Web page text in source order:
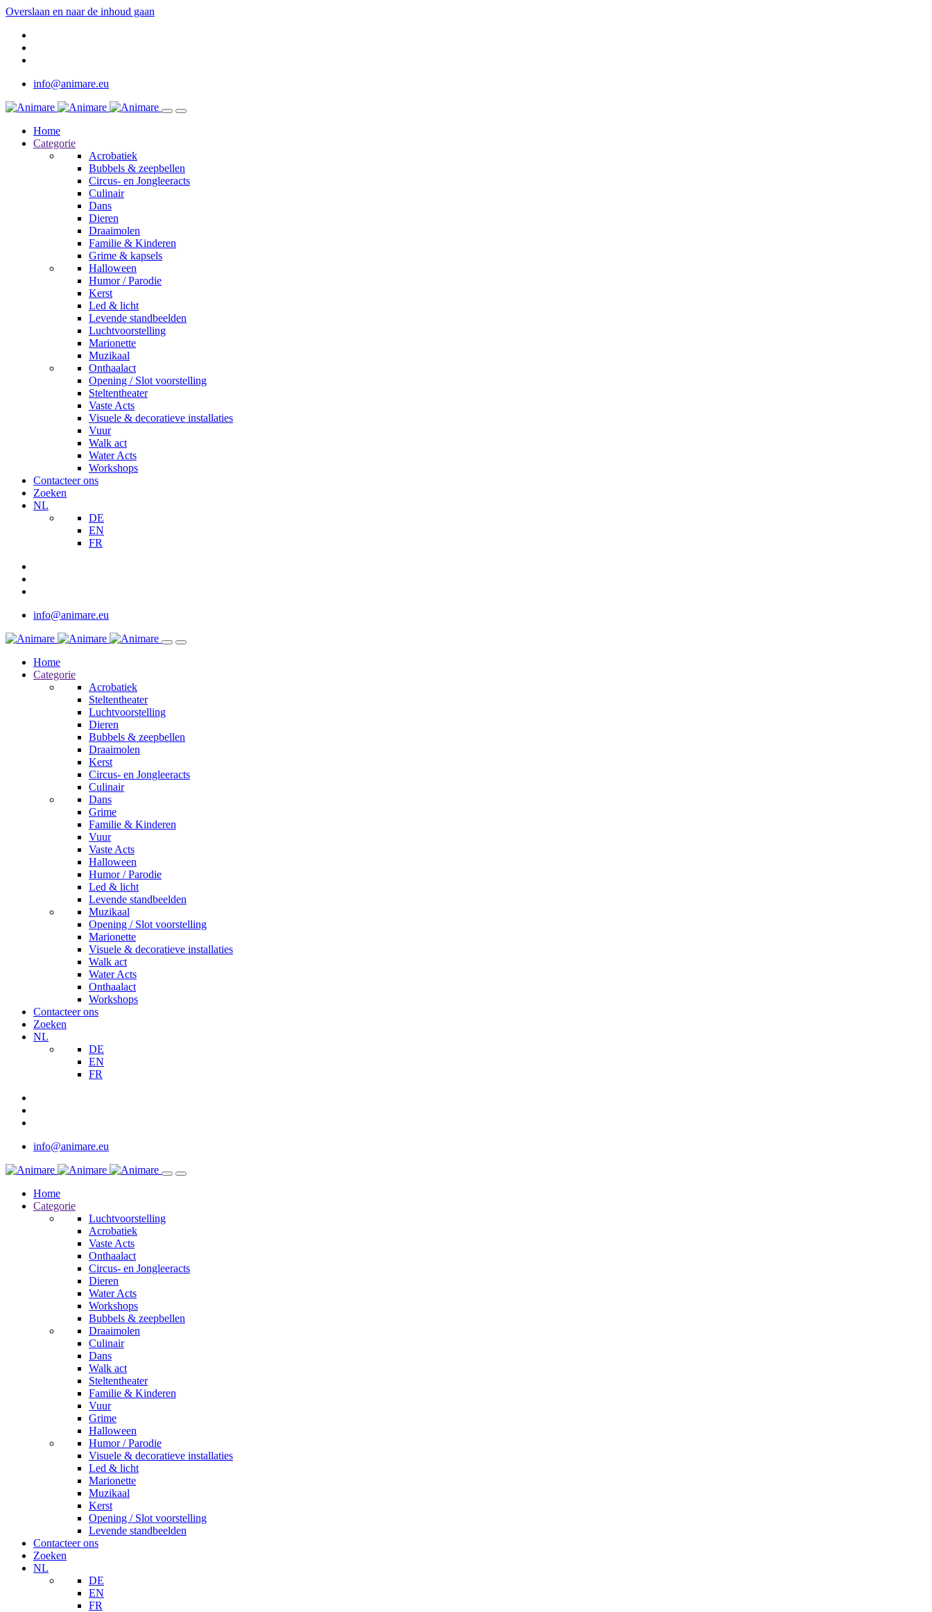
Overslaan en naar de inhoud gaan
info@animare.eu
Home
Categorie
Acrobatiek
Bubbels & zeepbellen
Circus- en Jongleeracts
Culinair
Dans
Dieren
Draaimolen
Familie & Kinderen
Grime & kapsels
Halloween
Humor / Parodie
Kerst
Led & licht
Levende standbeelden
Luchtvoorstelling
Marionette
Muzikaal
Onthaalact
Opening / Slot voorstelling
Steltentheater
Vaste Acts
Visuele & decoratieve installaties
Vuur
Walk act
Water Acts
Workshops
Contacteer ons
Zoeken
NL
DE
EN
FR
info@animare.eu
Home
Categorie
Acrobatiek
Steltentheater
Luchtvoorstelling
Dieren
Bubbels & zeepbellen
Draaimolen
Kerst
Circus- en Jongleeracts
Culinair
Dans
Grime
Familie & Kinderen
Vuur
Vaste Acts
Halloween
Humor / Parodie
Led & licht
Levende standbeelden
Muzikaal
Opening / Slot voorstelling
Marionette
Visuele & decoratieve installaties
Walk act
Water Acts
Onthaalact
Workshops
Contacteer ons
Zoeken
NL
DE
EN
FR
info@animare.eu
Home
Categorie
Luchtvoorstelling
Acrobatiek
Vaste Acts
Onthaalact
Circus- en Jongleeracts
Dieren
Water Acts
Workshops
Bubbels & zeepbellen
Draaimolen
Culinair
Dans
Walk act
Steltentheater
Familie & Kinderen
Vuur
Grime
Halloween
Humor / Parodie
Visuele & decoratieve installaties
Led & licht
Marionette
Muzikaal
Kerst
Opening / Slot voorstelling
Levende standbeelden
Contacteer ons
Zoeken
NL
DE
EN
FR